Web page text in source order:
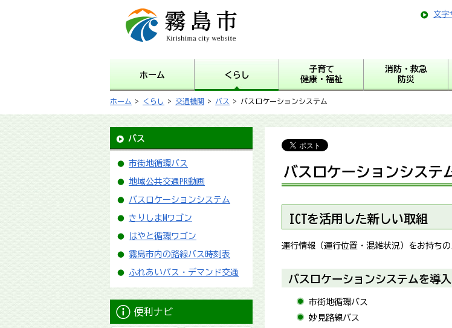
霧島市 Kirishima city
website
文字
ホーム くらし
子育て
健康・福祉
消防・救急
防災
ホーム > くらし > 交通機関 > バス > バスロケーションシステム
バス
市街地循環バス
地域公共交通PR動画
バスロケーションシステム
きりしまMワゴン
はやと循環ワゴン
霧島市内の路線バス時刻表
ふれあいバス・デマンド交通
便利ナビ
バスロケーションシステ
ICTを活用した新しい取組
運行情報（運行位置・混雑状況）をお持ち
バスロケーションシステムを導
市街地循環バス
妙見路線バス